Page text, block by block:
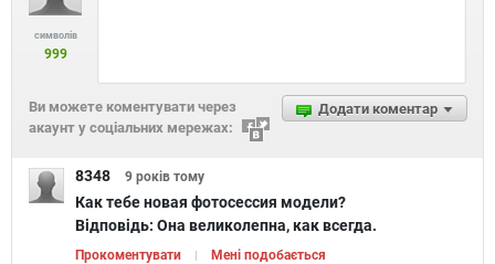
символів
999
Додати коментар
Ви можете коментувати через
акаунт у соціальних мережах:
8348 9 років тому
Как тебе новая фотосессия модели?
Відповідь: Она великолепна, как всегда.
Прокоментувати Мені подобається